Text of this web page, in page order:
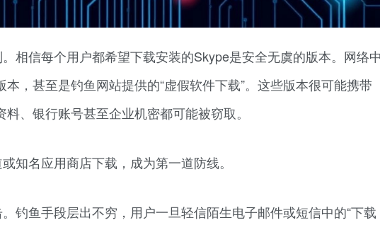
相信每个用户都希望下载安装的Skype是安全无虞的版本。网络
，甚至是钓鱼网站提供的“虚假软件下载”。这些版本很可能携带
、银行账号甚至企业机密都可能被窃取。
知名应用商店下载，成为第一道防线。
钓鱼手段层出不穷，用户一旦轻信陌生电子邮件或短信中的“下载